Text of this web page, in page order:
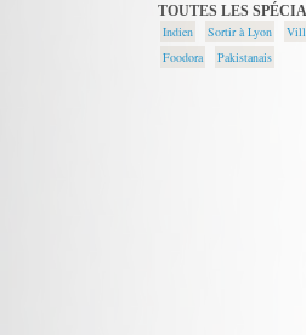
TOUTES LES
Indien
Sortir à Lyon
Foodora
Pakistanais